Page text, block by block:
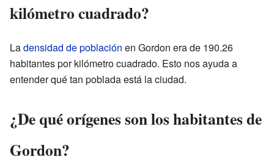
kilómetro cuadrado?
Ladensidad de población en Gordon era de 190.26
habitantes por kilómetro cuadrado. Esto nos ayuda a
entender qué tan poblada está la ciudad.
¿De qué orígenes son los habitantes de
Gordon?